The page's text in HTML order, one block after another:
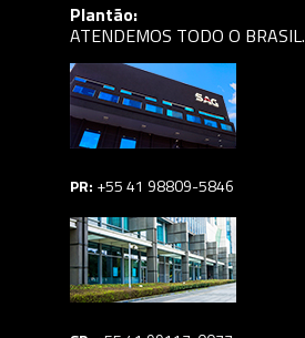
Plantão:
ATENDEMOS TODO O BRASIL.
PR: +55 41 98809-5846